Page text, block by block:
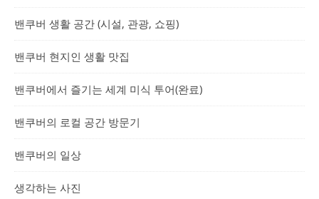
밴쿠버 생활 공간 (시설, 관광, 쇼핑)
밴쿠버 현지인 생활 맛집
밴쿠버에서 즐기는 세계 미식 투어(완료)
밴쿠버의 로컬 공간 방문기
밴쿠버의 일상
생각하는 사진